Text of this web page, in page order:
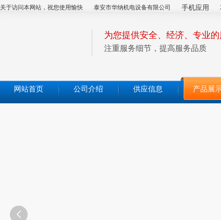
关于访问本网站，祝您使用愉快 泰安市华纳机电设备有限公司 手机应用
为您提供安全、经济、专业
注重服务细节，提高服务品质
网站首页 公司介绍 供应信息 产品展
